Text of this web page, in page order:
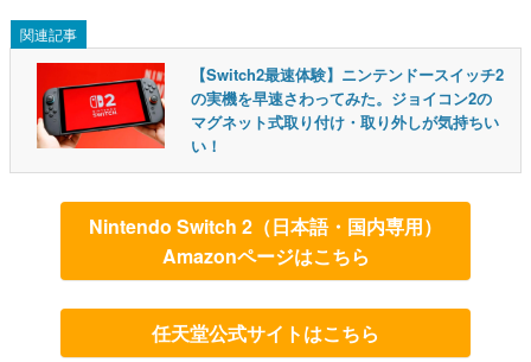
関連記事
【Switch2最速体験】ニンテンドースイッチ2
の実機を早速さわってみた。ジョイコン2の
マグネット式取り付け・取り外しが気持ちい
い！
Nintendo Switch 2（日本語・国内専用）
Amazonページはこちら
任天堂公式サイトはこちら